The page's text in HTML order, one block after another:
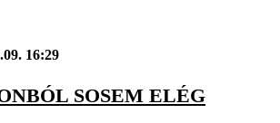
16:29
SOSEM ELÉG